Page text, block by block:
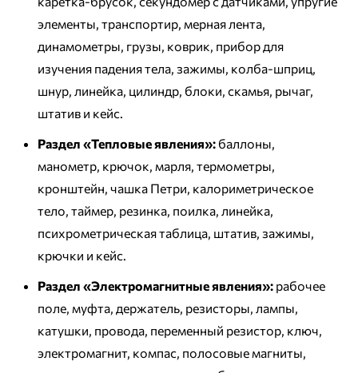
элементы, транспортир, мерная лента,
динамометры, грузы, коврик, прибор для
изучения падения тела, зажимы, колба-шприц,
шнур, линейка, цилиндр, блоки, скамья, рычаг,
штатив и кейс.
Раздел «Тепловые явления»: баллоны,
манометр, крючок, марля, термометры,
кронштейн, чашка Петри, калориметрическое
тело, таймер, резинка, поилка, линейка,
психрометрическая таблица, штатив, зажимы,
крючки и кейс.
Раздел «Электромагнитные явления»: рабочее
поле, муфта, держатель, резисторы, лампы,
катушки, провода, переменный резистор, ключ,
электромагнит, компас, полосовые магниты,